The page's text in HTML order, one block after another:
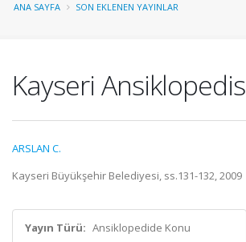
ANA SAYFA SON EKLENEN YAYINLAR
Kayseri
ARSLAN C.
Kayseri Büyükşehir Belediyesi, ss.131-132, 2009
Yayın Türü: Ansiklopedide Konu